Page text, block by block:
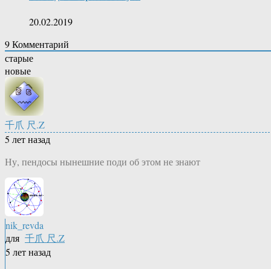
20.02.2019
9Комментарий
старые
новые
千爪 尺.Z
5 лет назад
Ну, пендосы нынешние поди об этом не знают
nik_revda
для 千爪 尺.Z
5 лет назад